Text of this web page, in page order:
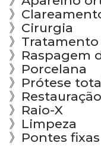
》
》Cirurgia
》
》Raspagem
》Porcelana
》Prótese
》Restauração
》Raio-X
》Limpeza
》Pontes